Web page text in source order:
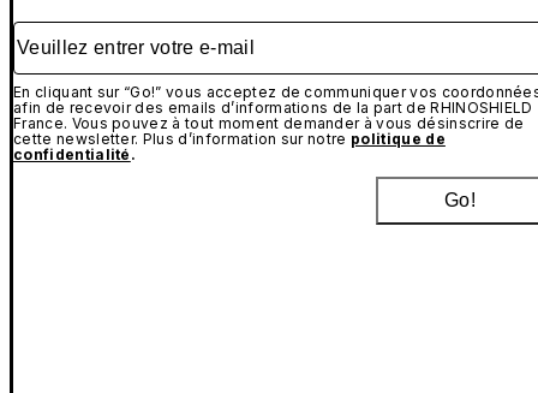
Veuillez entrer votre e-mail
En cliquant sur “Go!” vous acceptez de communiquer vos
afin de recevoir des emails d’informations de la part de RHINOSHIELD
France. Vous pouvez à tout moment demander à vous désinscrire de
cette newsletter. Plus d’information sur notre politique de
confidentialité .
Go!